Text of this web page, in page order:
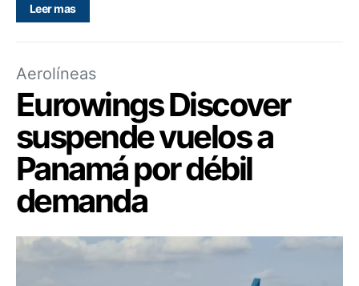
Leer mas
Aerolíneas
Eurowings Discover
suspende vuelos a
Panamá por débil
demanda